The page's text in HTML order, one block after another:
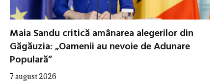
Maia Sandu critică amânarea alegerilor din
Găgăuzia: „Oamenii au nevoie de Adunare
Populară”
7 august 2026